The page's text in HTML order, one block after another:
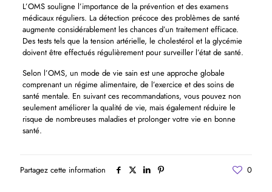
L’OMS souligne l’importance de la prévention et des examens
médicaux réguliers. La détection précoce des problèmes de santé
augmente considérablement les chances d’un traitement efficace.
Des tests tels que la tension artérielle, le cholestérol et la glycémie
doivent être effectués régulièrement pour surveiller l’état de santé.
Selon l’OMS, un mode de vie sain est une approche globale
comprenant un régime alimentaire, de l’exercice et des soins de
santé mentale. En suivant ces recommandations, vous pouvez non
seulement améliorer la qualité de vie, mais également réduire le
risque de nombreuses maladies et prolonger votre vie en bonne
santé.
Partagez cette information 0